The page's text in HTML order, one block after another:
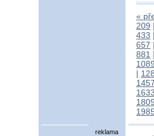
«
209 |
433 |
657 |
881 |
1089
|
1457
1633
1809
reklama